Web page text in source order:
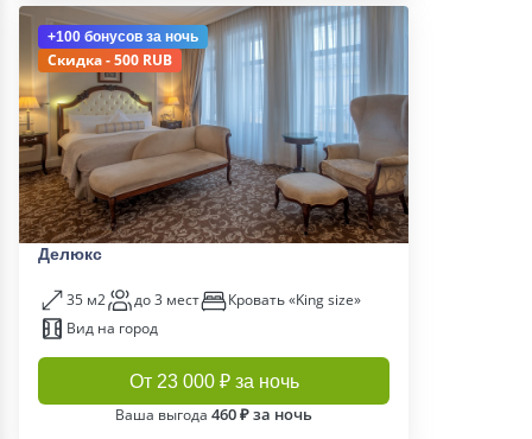
+100 бонусов за ночь
Скидка - 500 RUB
Делюкс
35 м2 до 3 мест
Кровать «King size»
Вид на город
От 23 000 ₽ за ночь
Ваша выгода 460 ₽ за ночь